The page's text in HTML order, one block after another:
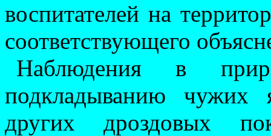
воспитателей на
соответствующего
Наблюдения в
подкладыванию чужих
других дроздовых